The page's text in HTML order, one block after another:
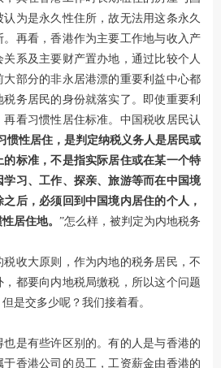
为是永久性住所，故无法用这条永久
再看，香港作为主要工作地与收入产
系及主要财产置办地，通过比较个人
部分的非永居港漂的重要利益中心都
务居民的身份就落实了。即使重要利
看习惯性居住标准。中国税收居民认
惯性居住，是判定纳税义务人是居民或
标准，不是指实际居住或在某一个特
学习、工作、探亲、旅游等而在中国境
后，必须回到中国境内居住的个人，
居住地。 ”怎么样，被判定为内地税务
收大原则，作为内地的税务居民，不
都要向内地税局缴税，所以这个问题
是交多少呢？我们接着看。
是有些许区别的。有的人是与香港的
香港公司的员工，工资薪金由香港的